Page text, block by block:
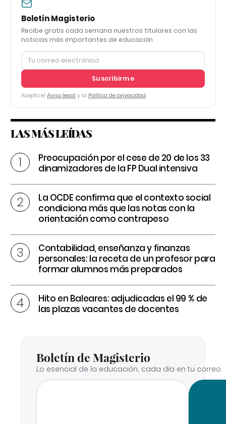
Boletín Magisterio
Recibe gratis cada semana nuestros titulares con las
noticias más importantes de educación
Suscribirme
Acepto el Aviso legal y la Política de privacidad
LAS MÁS LEÍDAS
Preocupación por el cese de 20 de los 33
dinamizadores de la FP Dual intensiva
La OCDE confirma que el contexto social
condiciona más que las notas con la
orientación como contrapeso
Contabilidad, enseñanza y finanzas
personales: la receta de un profesor para
formar alumnos más preparados
Hito en Baleares: adjudicadas el 99 % de
las plazas vacantes de docentes
Boletín de Magisterio
Lo esencial de la educación, cada día en tu correo.